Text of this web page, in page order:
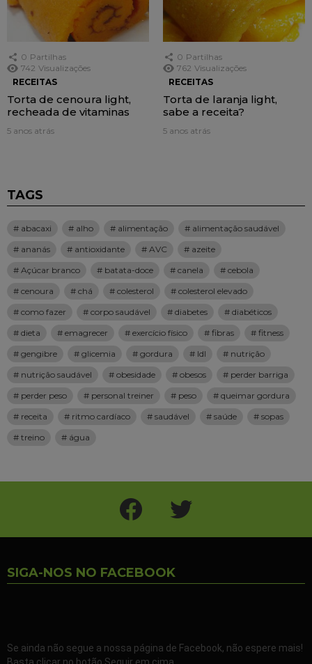
0 Partilhas
742 Visualizações
RECEITAS
Torta de cenoura light,
recheada de vitaminas
5 anos atrás
0 Partilhas
762 Visualizações
RECEITAS
Torta de laranja light,
sabe a receita?
5 anos atrás
TAGS
abacaxi alho alimentação
alimentação saudável
ananás
antioxidante AVC
azeite
Açúcar branco
batata-doce canela
cebola
cenoura
chá colesterol
colesterol elevado
como fazer
corpo saudável diabetes
diabéticos
dieta
emagrecer exercício físico fibras
fitness
gengibre
glicemia gordura ldl
nutrição
nutrição saudável
obesidade obesos
perder barriga
perder peso
personal treiner peso
queimar gordura
receita
ritmo cardíaco saudável saúde
sopas
treino
água
Facebook Twitter
SIGA-NOS NO FACEBOOK
Se ainda não segue a nossa página de Facebook, não espere mais!